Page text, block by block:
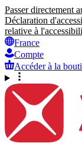
Passer directement
Déclaration
relative à
France
Compte
Accéder à la